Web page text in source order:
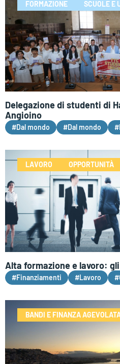
FORMAZIONE SCUOLE E
Delegazione di studenti di
Angioino
#Dal mondo #Dal mondo
LAVORO OPPORTUNITÀ
Alta formazione e lavoro:
#Finanziamenti #Lavoro
BANDI E FINANZA